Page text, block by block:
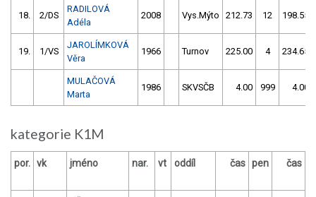
18. 2/DS
RADILOVÁ
Adéla
2008 Vys.Mýto 212.73 12 198.55
19. 1/VS
JAROLÍMKOVÁ
Věra
1966 Turnov 225.00 4 234.65
MULAČOVÁ
Marta
1986 SKVSČB 4.00 999 4.00
kategorie K1M
por. vk jméno nar. vt oddíl čas pen čas